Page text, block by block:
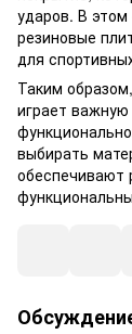
ударов. В
резиновые
для
Таким
играет
выбирать
обеспечивают